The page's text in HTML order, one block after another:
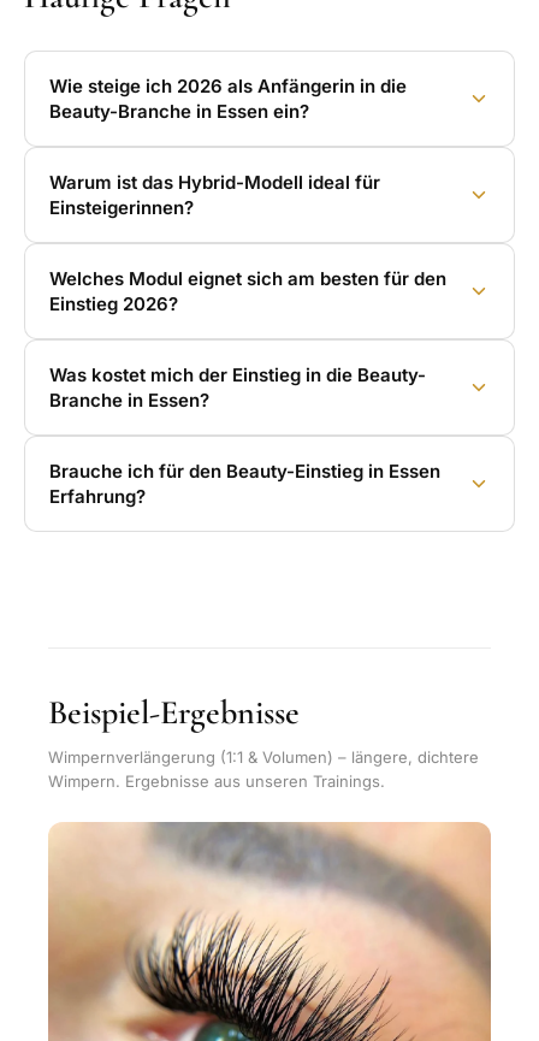
Wie steige ich 2026 als Anfängerin in die
Beauty-Branche in Essen ein?
Warum ist das Hybrid-Modell ideal für
Einsteigerinnen?
Welches Modul eignet sich am besten für den
Einstieg 2026?
Was kostet mich der Einstieg in die Beauty-
Branche in Essen?
Brauche ich für den Beauty-Einstieg in Essen
Erfahrung?
Beispiel-Ergebnisse
Wimpernverlängerung (1:1 & Volumen) – längere, dichtere
Wimpern. Ergebnisse aus unseren Trainings.